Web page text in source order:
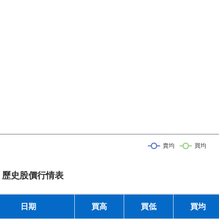
歷史股價行情表
日期 買高 買低 買均